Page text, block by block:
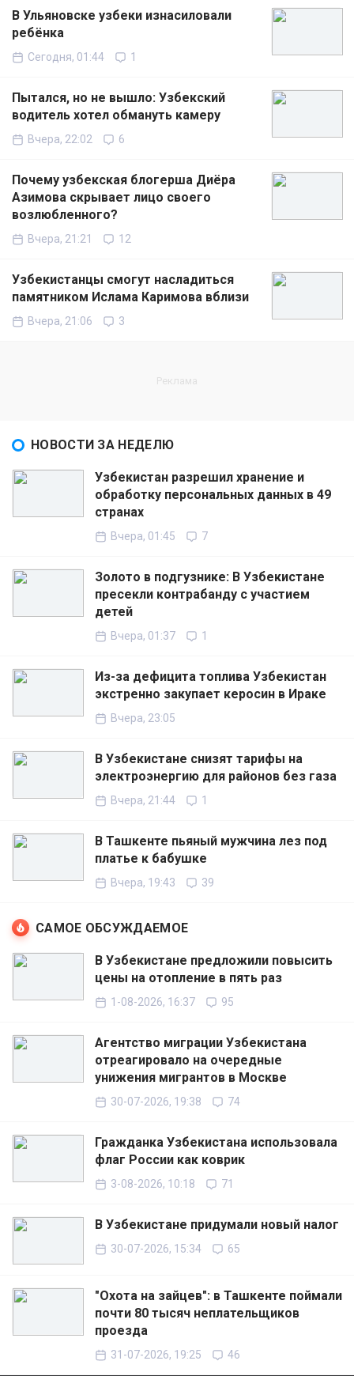
В Ульяновске узбеки изнасиловали
ребёнка
Сегодня, 01:44 1
Пытался, но не вышло: Узбекский
водитель хотел обмануть камеру
Вчера, 22:02 6
Почему узбекская блогерша Диёра
Азимова скрывает лицо своего
возлюбленного?
Вчера, 21:21 12
Узбекистанцы смогут насладиться
памятником Ислама Каримова вблизи
Вчера, 21:06 3
НОВОСТИ ЗА НЕДЕЛЮ
Узбекистан разрешил хранение и
обработку персональных данных в 49
странах
Вчера, 01:45 7
Золото в подгузнике: В Узбекистане
пресекли контрабанду с участием
детей
Вчера, 01:37 1
Из-за дефицита топлива Узбекистан
экстренно закупает керосин в Ираке
Вчера, 23:05
В Узбекистане снизят тарифы на
электроэнергию для районов без газа
Вчера, 21:44 1
В Ташкенте пьяный мужчина лез под
платье к бабушке
Вчера, 19:43 39
САМОЕ ОБСУЖДАЕМОЕ
В Узбекистане предложили повысить
цены на отопление в пять раз
1-08-2026, 16:37 95
Агентство миграции Узбекистана
отреагировало на очередные
унижения мигрантов в Москве
30-07-2026, 19:38 74
Гражданка Узбекистана использовала
флаг России как коврик
3-08-2026, 10:18 71
В Узбекистане придумали новый налог
30-07-2026, 15:34 65
"Охота на зайцев": в Ташкенте поймали
почти 80 тысяч неплательщиков
проезда
31-07-2026, 19:25 46